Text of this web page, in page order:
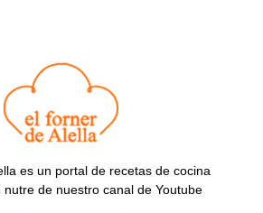
es un portal de recetas de cocina
nutre de nuestro canal de Youtube